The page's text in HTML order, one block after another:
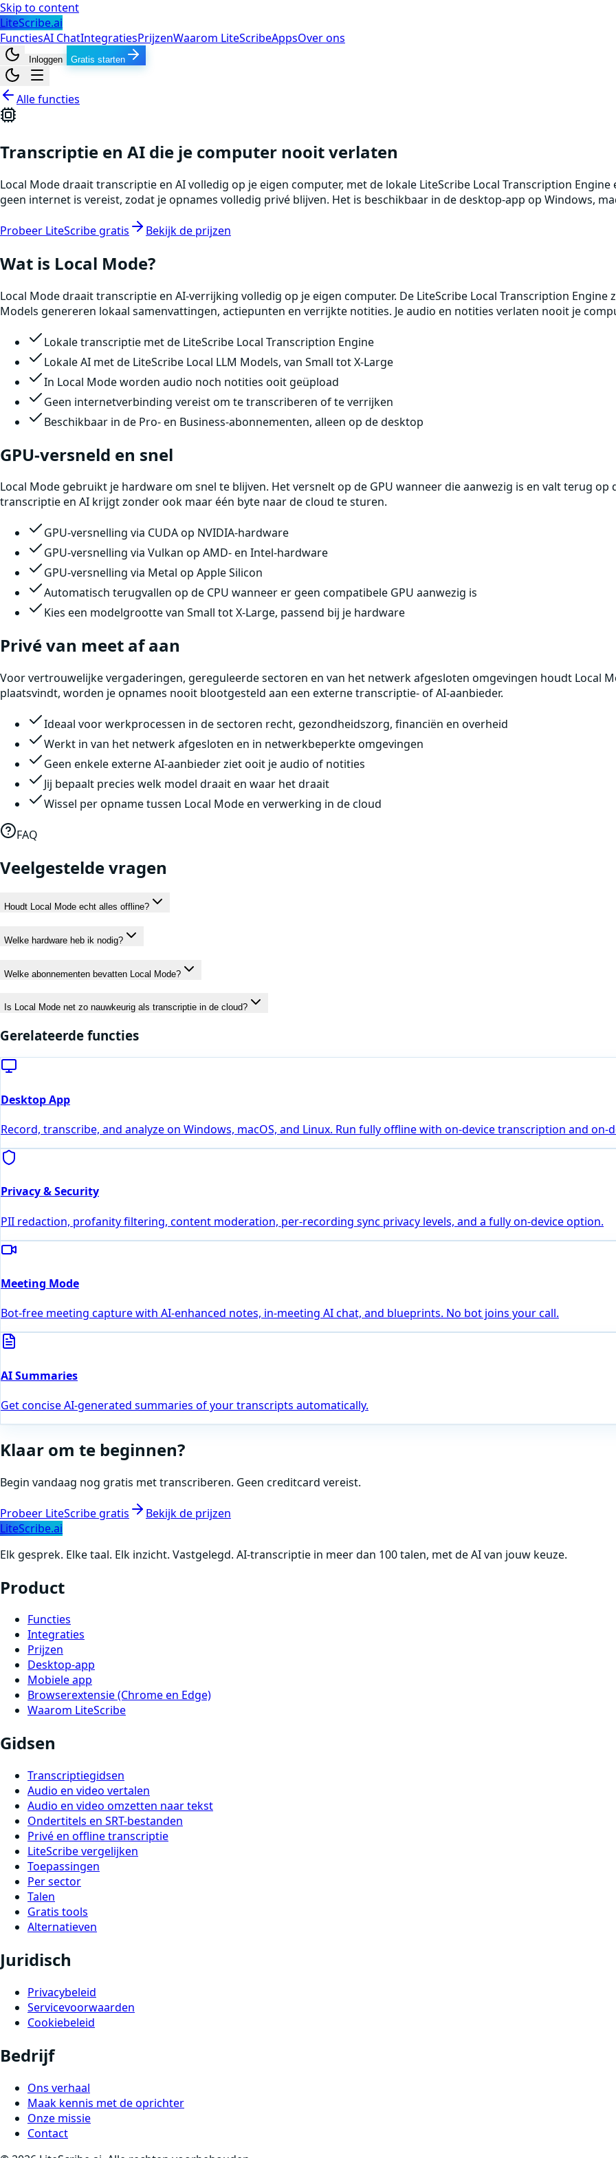
Skip to content
LiteScribe.ai
FunctiesAI ChatIntegratiesPrijzenWaarom LiteScribeAppsOver ons
Inloggen Gratis starten
Alle functies
Transcriptie en AI die je computer nooit verlaten
Local Mode draait transcriptie en AI volledig op je eigen computer, met de lokale LiteScribe Local Transcription
geen internet is vereist, zodat je opnames volledig privé blijven. Het is beschikbaar in de desktop-app op Windows,
Probeer LiteScribe gratis Bekijk de prijzen
Wat is Local Mode?
Local Mode draait transcriptie en AI-verrijking volledig op je eigen computer. De LiteScribe Local Transcription Engine
Models genereren lokaal samenvattingen, actiepunten en verrijkte notities. Je audio en notities verlaten nooit je
Lokale transcriptie met de LiteScribe Local Transcription Engine
Lokale AI met de LiteScribe Local LLM Models, van Small tot X-Large
In Local Mode worden audio noch notities ooit geüpload
Geen internetverbinding vereist om te transcriberen of te verrijken
Beschikbaar in de Pro- en Business-abonnementen, alleen op de desktop
GPU-versneld en snel
Local Mode gebruikt je hardware om snel te blijven. Het versnelt op de GPU wanneer die aanwezig is en valt terug op
transcriptie en AI krijgt zonder ook maar één byte naar de cloud te sturen.
GPU-versnelling via CUDA op NVIDIA-hardware
GPU-versnelling via Vulkan op AMD- en Intel-hardware
GPU-versnelling via Metal op Apple Silicon
Automatisch terugvallen op de CPU wanneer er geen compatibele GPU aanwezig is
Kies een modelgrootte van Small tot X-Large, passend bij je hardware
Privé van meet af aan
Voor vertrouwelijke vergaderingen, gereguleerde sectoren en van het netwerk afgesloten omgevingen houdt Local
plaatsvindt, worden je opnames nooit blootgesteld aan een externe transcriptie- of AI-aanbieder.
Ideaal voor werkprocessen in de sectoren recht, gezondheidszorg, financiën en overheid
Werkt in van het netwerk afgesloten en in netwerkbeperkte omgevingen
Geen enkele externe AI-aanbieder ziet ooit je audio of notities
Jij bepaalt precies welk model draait en waar het draait
Wissel per opname tussen Local Mode en verwerking in de cloud
FAQ
Veelgestelde vragen
Houdt Local Mode echt alles offline?
Welke hardware heb ik nodig?
Welke abonnementen bevatten Local Mode?
Is Local Mode net zo nauwkeurig als transcriptie in de cloud?
Gerelateerde functies
Desktop App
Record, transcribe, and analyze on Windows, macOS, and Linux. Run fully offline with on-device transcription and on-
Privacy & Security
PII redaction, profanity filtering, content moderation, per-recording sync privacy levels, and a fully on-device option.
Meeting Mode
Bot-free meeting capture with AI-enhanced notes, in-meeting AI chat, and blueprints. No bot joins your call.
AI Summaries
Get concise AI-generated summaries of your transcripts automatically.
Klaar om te beginnen?
Begin vandaag nog gratis met transcriberen. Geen creditcard vereist.
Probeer LiteScribe gratis
Bekijk de prijzen
LiteScribe.ai
Elk gesprek. Elke taal. Elk inzicht. Vastgelegd. AI-transcriptie in meer dan 100 talen, met de AI van jouw keuze.
Product
Functies
Integraties
Prijzen
Desktop-app
Mobiele app
Browserextensie (Chrome en Edge)
Waarom LiteScribe
Gidsen
Transcriptiegidsen
Audio en video vertalen
Audio en video omzetten naar tekst
Ondertitels en SRT-bestanden
Privé en offline transcriptie
LiteScribe vergelijken
Toepassingen
Per sector
Talen
Gratis tools
Alternatieven
Juridisch
Privacybeleid
Servicevoorwaarden
Cookiebeleid
Bedrijf
Ons verhaal
Maak kennis met de oprichter
Onze missie
Contact